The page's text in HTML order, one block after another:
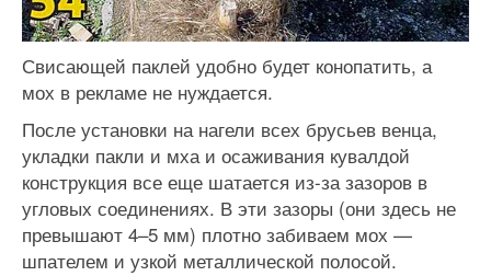
Свисающей паклей удобно будет конопатить, а
мох в рекламе не нуждается.
После установки на нагели всех брусьев венца,
укладки пакли и мха и осаживания кувалдой
конструкция все еще шатается из-за зазоров в
угловых соединениях. В эти зазоры (они здесь не
превышают 4–5 мм) плотно забиваем мох —
шпателем и узкой металлической полосой.